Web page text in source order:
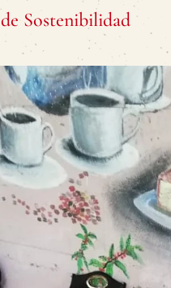
Sostenibilidad